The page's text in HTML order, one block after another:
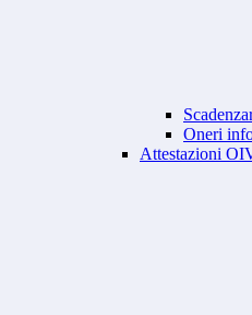
Oneri
Attestazioni